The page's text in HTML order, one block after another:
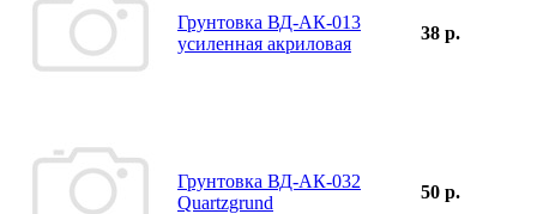
Грунтовка ВД-АК-013
усиленная акриловая
38 р.
Грунтовка ВД-АК-032
Quartzgrund
50 р.